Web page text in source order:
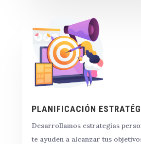
PLANIFICACIÓN
Desarrollamos estrategias
te ayuden a alcanzar tus